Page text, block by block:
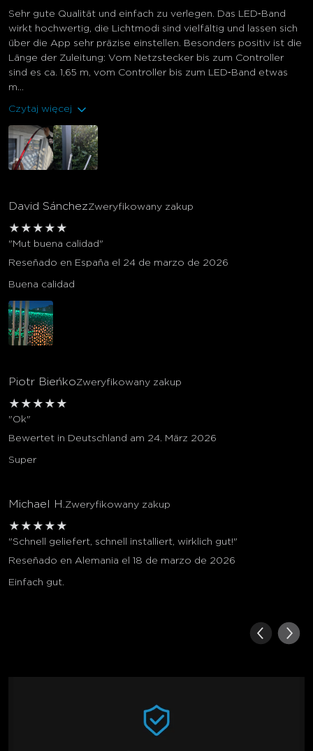
Sehr gute Qualität und einfach zu verlegen. Das LED‑Band
wirkt hochwertig, die Lichtmodi sind vielfältig und lassen sich
über die App sehr präzise einstellen. Besonders positiv ist die
Länge der Zuleitung: Vom Netzstecker bis zum Controller
sind es ca. 1,65 m, vom Controller bis zum LED‑Band etwas
m...
Czytaj więcej
David SánchezZweryfikowany zakup
★ ★ ★ ★ ★
"Mut buena calidad"
Reseñado en España el 24 de marzo de 2026
Buena calidad
Piotr BieńkoZweryfikowany zakup
★ ★ ★ ★ ★
"Ok"
Bewertet in Deutschland am 24. März 2026
Super
Michael H. Zweryfikowany zakup
★ ★ ★ ★ ★
"Schnell geliefert, schnell installiert, wirklich gut!"
Reseñado en Alemania el 18 de marzo de 2026
Einfach gut.